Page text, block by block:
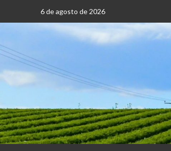
6 de agosto de 2026